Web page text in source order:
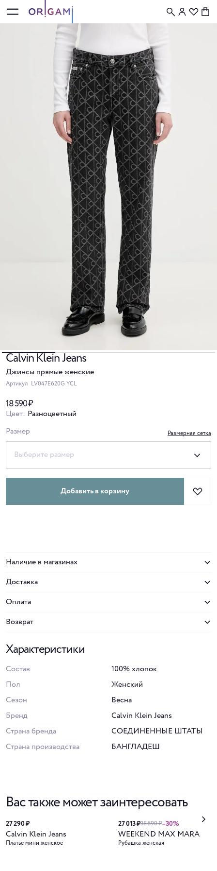
Calvin Klein Jeans
Джинсы прямые женские
Артикул LV047E620G YCL
18 590 ₽
Цвет: Разноцветный
Размер
Размерная сетка
Выберите размер
Добавить в корзину
Наличие в магазинах
Доставка
Оплата
Возврат
Характеристики
Состав
100% хлопок
Пол
Женский
Сезон
Весна
Бренд
Calvin Klein Jeans
Страна бренда
СОЕДИНЕННЫЕ ШТАТЫ
Страна производства
БАНГЛАДЕШ
Вас также может заинтересовать
27 290 ₽
Calvin Klein Jeans
Платье мини женское
27 013 ₽38 590 ₽–30%
WEEKEND MAX MARA
Рубашка женская